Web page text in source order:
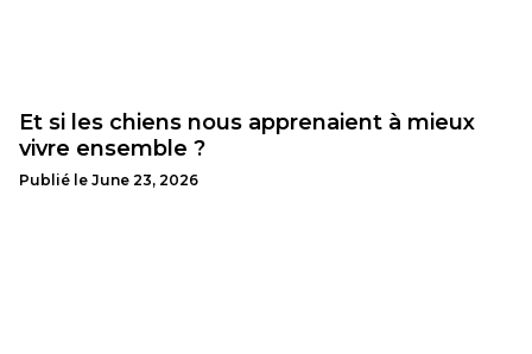
Et si les chiens nous apprenaient à mieux
vivre ensemble ?
Publié le June 23, 2026